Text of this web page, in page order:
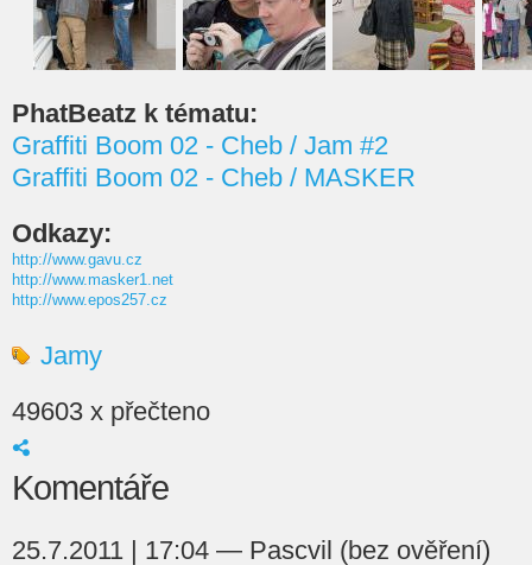
PhatBeatz k tématu:
Graffiti Boom 02 - Cheb / Jam #2
Graffiti Boom 02 - Cheb / MASKER
Odkazy:
http://www.gavu.cz
http://www.masker1.net
http://www.epos257.cz
Jamy
49603 x přečteno
Komentáře
25.7.2011 | 17:04 — Pascvil (bez ověření)